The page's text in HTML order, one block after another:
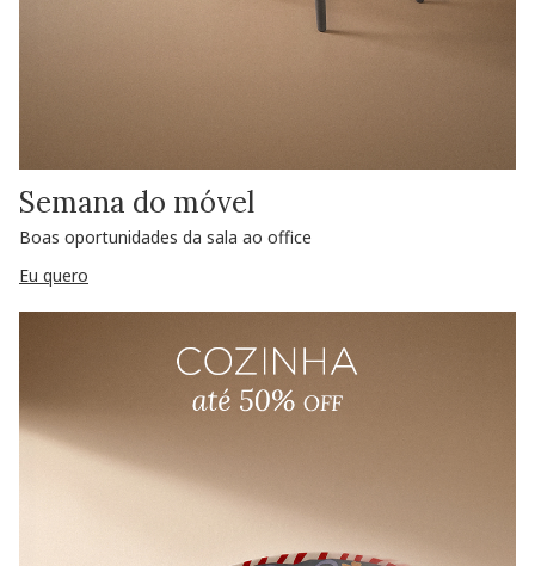
Semana do móvel
Boas oportunidades da sala ao office
Eu quero